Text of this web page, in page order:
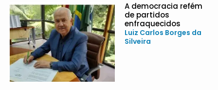
A democracia refém
de partidos
enfraquecidos
Luiz Carlos Borges da
Silveira